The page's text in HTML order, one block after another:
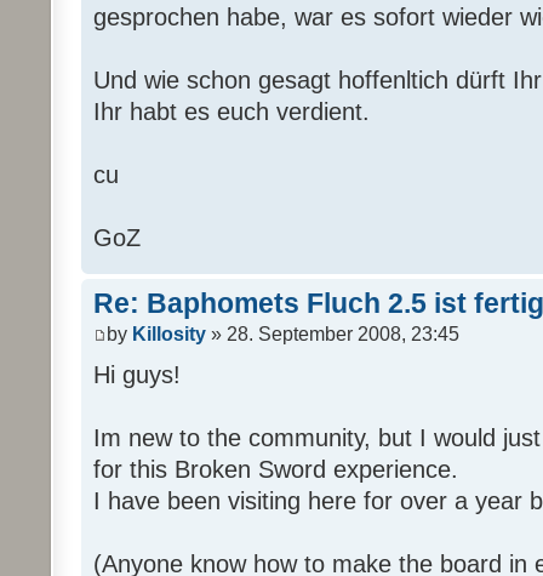
gesprochen habe, war es sofort wieder
Und wie schon gesagt hoffenltich dürft
Ihr habt es euch verdient.
cu
GoZ
Re: Baphomets Fluch 2.5 ist fertig
by Killosity » 28. September 2008, 23:45
Hi guys!
Im new to the community, but I would
for this Broken Sword experience.
I have been visiting here for over a year
(Anyone know how to make the board in